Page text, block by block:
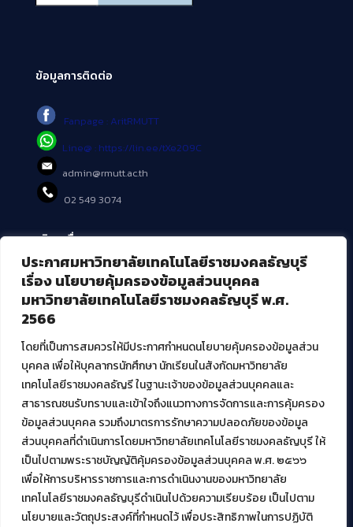
ประกาศมหาวิทยาลัยเทคโนโลยีราชมงคลธัญบุรี
เรื่อง นโยบายคุ้มครองข้อมูลส่วนบุคคล
มหาวิทยาลัยเทคโนโลยีราชมงคลธัญบุรี พ.ศ.
2566
โดยที่เป็นการสมควรให้มีประกาศกำหนดนโยบายคุ้มครองข้อมูลส่วน
บุคคล เพื่อให้บุคลากรนักศึกษา นักเรียนในสังกัดมหาวิทยาลัย
เทคโนโลยีราชมงคลธัญรี ในฐานะเจ้าของข้อมูลส่วนบุคคลและ
สาธารณชนรับทราบและเข้าใจถึงแนวทางการจัดการและการคุ้มครอง
ข้อมูลส่วนบุคคล รวมถึงมาตรการรักษาความปลอดภัยของข้อมูล
ส่วนบุคคลที่ดำเนินการโดยมหาวิทยาลัยเทคโนโลยีราชมงคลธัญบุรี ให้
เป็นไปตามพระราชบัญญัติคุ้มครองข้อมูลส่วนบุคคล พ.ศ. ๒๕๖๖
เพื่อให้การบริหารราชการและการดำเนินงานของมหาวิทยาลัย
เทคโนโลยีราชมงคลธัญบุรีดำเนินไปด้วยความเรียบร้อย เป็นไปตาม
นโยบายและวัตถุประสงค์ที่กำหนดไว้ เพื่อประสิทธิภาพในการปฏิบัติ
ข้อมูลการติดต่อ
Fanpage : AritRMUTT
Line@ : https://lin.ee/tXe209C
admin@rmutt.ac.th
02 549 3074
บริการอื่นๆ ของ สวส.
ศูนย์สื่อดิจิทัล
ศูนย์นวัตกรรมและความรู้
ศูนย์พัฒนาและบริการนวัตกรรมดิจิทัล
สมัยใหม่ (MoSeC)
งานบริการวิชาการให้กับหน่วยงานภายนอก
โครงการส่งเสริมและพัฒนาผู้ประกอบการ SME โดย. มทร.ธัญบุรี
กิจกรรมการเชื่อมโยงเครือข่ายผู้ให้บริการเครื่องจักรกลทางการ
เกษตร ภายใต้โครงการส่งเสริมการรแปรรูปสินค้าเกษตรระดับชุมชน
กรมส่งเสริมอุตสาหกรรม
โครงการยกระดับเศรษฐกิจและสังคมรายตำบลแบบบูรณาการ (1
ตำบล 1 มหาวิทยาลัย)